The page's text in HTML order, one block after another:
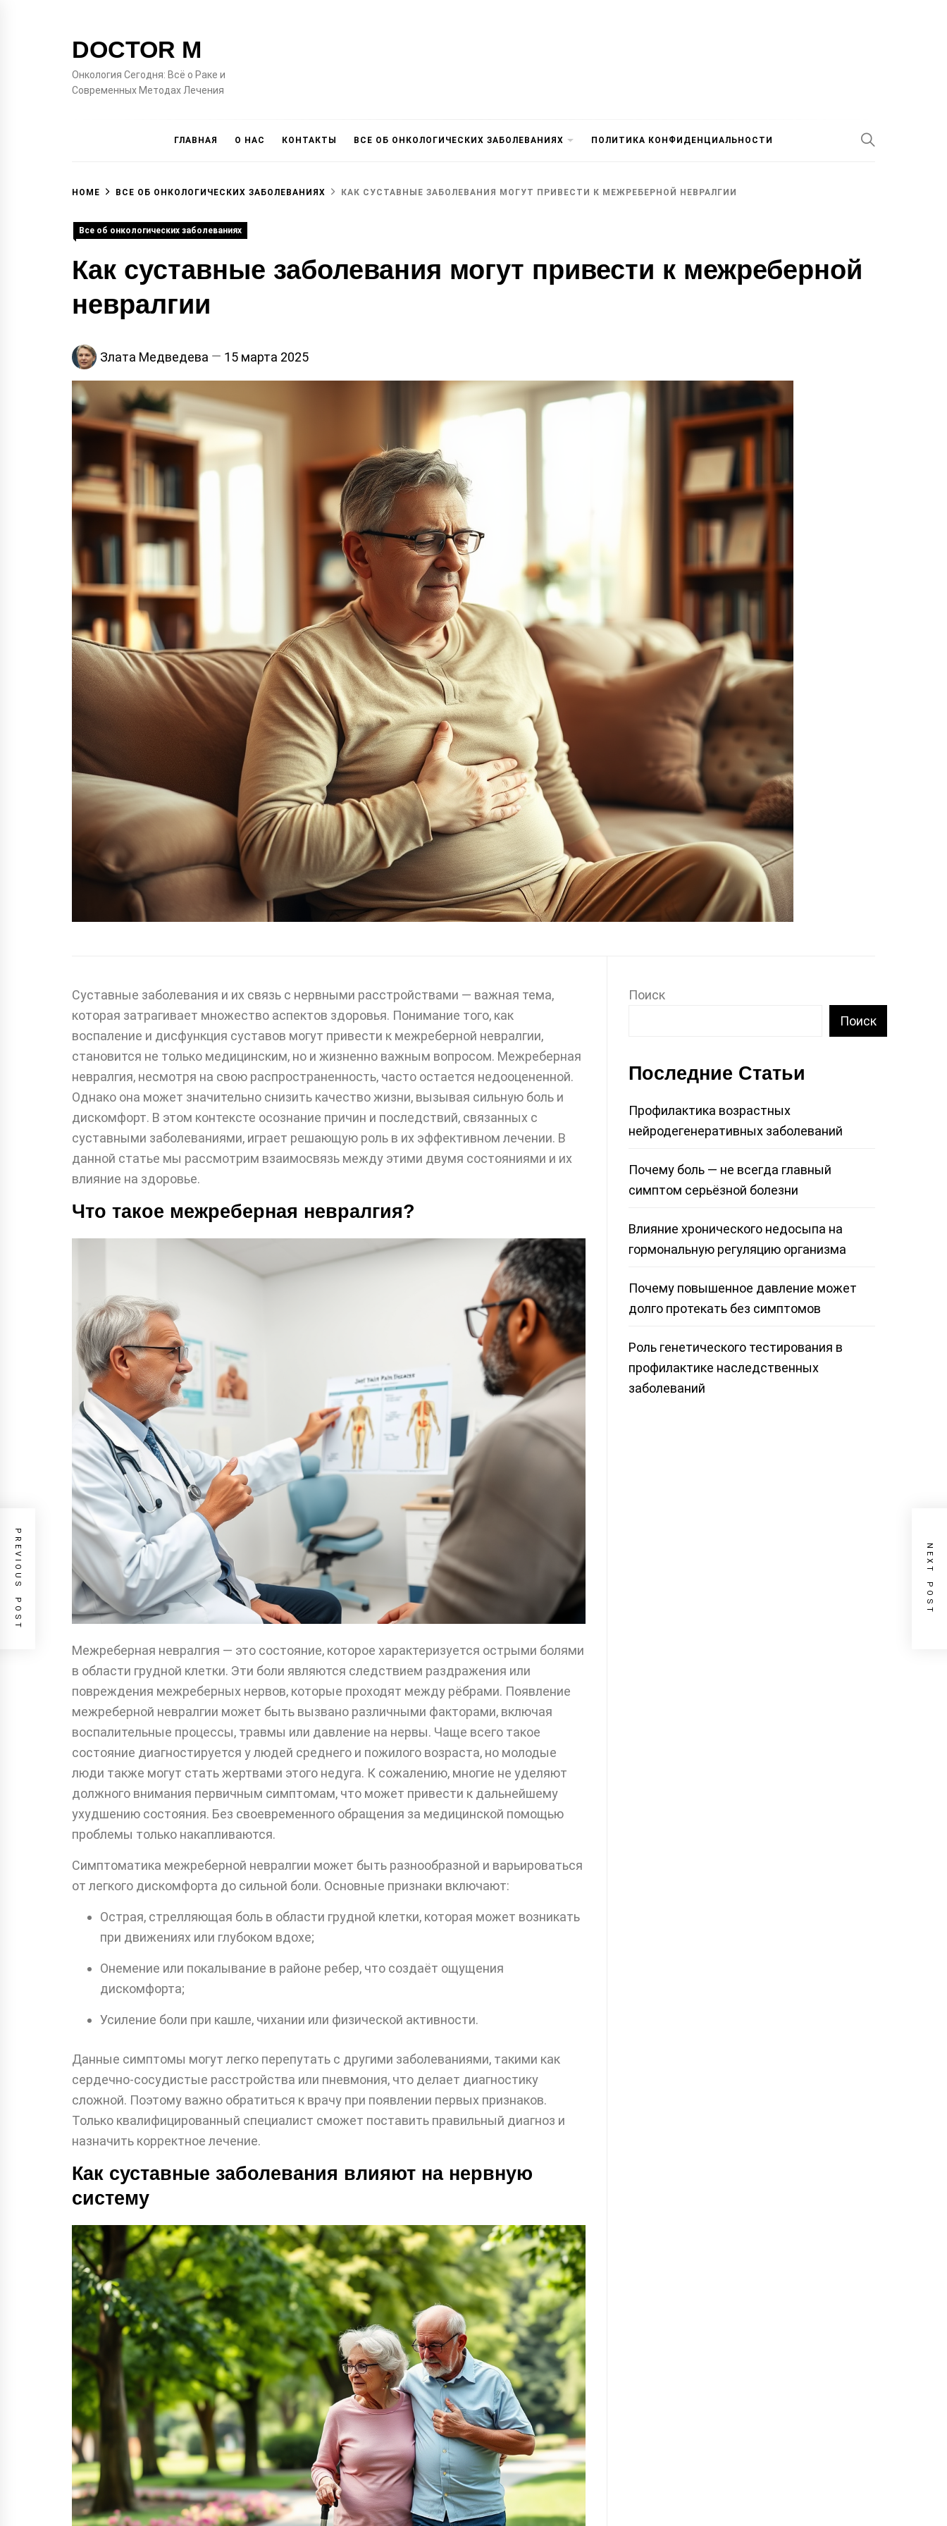
DOCTOR M
Онкология Сегодня: Всё о Раке и
Современных Методах Лечения
ГЛАВНАЯ О НАС КОНТАКТЫ ВСЕ ОБ ОНКОЛОГИЧЕСКИХ ЗАБОЛЕВАНИЯХ ПОЛИТИКА КОНФИДЕНЦИАЛЬНОСТИ
HOME ВСЕ ОБ ОНКОЛОГИЧЕСКИХ ЗАБОЛЕВАНИЯХ КАК СУСТАВНЫЕ ЗАБОЛЕВАНИЯ МОГУТ ПРИВЕСТИ К МЕЖРЕБЕРНОЙ НЕВРАЛГИИ
Все об онкологических заболеваниях
Как суставные заболевания могут привести к межреберной
невралгии
Злата Медведева 15 марта 2025
Суставные заболевания и их связь с нервными расстройствами — важная тема,
которая затрагивает множество аспектов здоровья. Понимание того, как
воспаление и дисфункция суставов могут привести к межреберной невралгии,
становится не только медицинским, но и жизненно важным вопросом. Межреберная
невралгия, несмотря на свою распространенность, часто остается недооцененной.
Однако она может значительно снизить качество жизни, вызывая сильную боль и
дискомфорт. В этом контексте осознание причин и последствий, связанных с
суставными заболеваниями, играет решающую роль в их эффективном лечении. В
данной статье мы рассмотрим взаимосвязь между этими двумя состояниями и их
влияние на здоровье.
Что такое межреберная невралгия?
Межреберная невралгия — это состояние, которое характеризуется острыми болями
в области грудной клетки. Эти боли являются следствием раздражения или
повреждения межреберных нервов, которые проходят между рёбрами. Появление
межреберной невралгии может быть вызвано различными факторами, включая
воспалительные процессы, травмы или давление на нервы. Чаще всего такое
состояние диагностируется у людей среднего и пожилого возраста, но молодые
люди также могут стать жертвами этого недуга. К сожалению, многие не уделяют
должного внимания первичным симптомам, что может привести к дальнейшему
ухудшению состояния. Без своевременного обращения за медицинской помощью
проблемы только накапливаются.
Симптоматика межреберной невралгии может быть разнообразной и варьироваться
от легкого дискомфорта до сильной боли. Основные признаки включают:
Острая, стрелляющая боль в области грудной клетки, которая может возникать
при движениях или глубоком вдохе;
Онемение или покалывание в районе ребер, что создаёт ощущения
дискомфорта;
Усиление боли при кашле, чихании или физической активности.
Данные симптомы могут легко перепутать с другими заболеваниями, такими как
сердечно-сосудистые расстройства или пневмония, что делает диагностику
сложной. Поэтому важно обратиться к врачу при появлении первых признаков.
Только квалифицированный специалист сможет поставить правильный диагноз и
назначить корректное лечение.
Как суставные заболевания влияют на нервную
систему
PREVIOUS POST NEXT POST
Поиск
Поиск
Последние Статьи
Профилактика возрастных
нейродегенеративных заболеваний
Почему боль — не всегда главный
симптом серьёзной болезни
Влияние хронического недосыпа на
гормональную регуляцию организма
Почему повышенное давление может
долго протекать без симптомов
Роль генетического тестирования в
профилактике наследственных
заболеваний